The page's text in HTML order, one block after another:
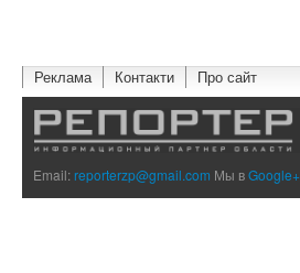
Реклама Контакти Про сайт
Email:reporterzp@gmail.com Мы вGoogle+